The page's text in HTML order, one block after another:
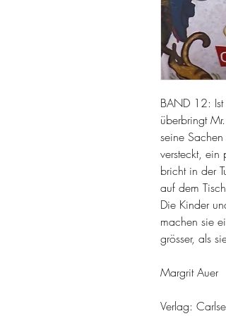
BAND 12:
überbringt
seine
versteckt, ein
bricht in der
auf dem
Die Kinder
machen sie
grösser, als
Margrit Auer
Verlag: